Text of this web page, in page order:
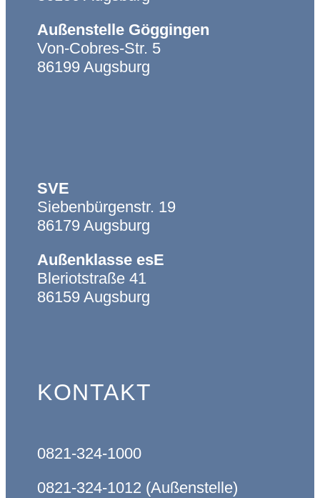
Navigation
Infos
Weg an die Ulrichschule
Einschulung an der
Religiöse Feiertage
Infos für Eltern
Hilfsangebote
Formulare und Flyer
Navigation
Außenstelle Göggingen
Von-Cobres-Str. 5
86199 Augsburg
SVE
Siebenbürgenstr. 19
86179 Augsburg
Außenklasse esE
Bleriotstraße 41
86159 Augsburg
KONTAKT
0821-324-1000
0821-324-1012 (Außenstelle)